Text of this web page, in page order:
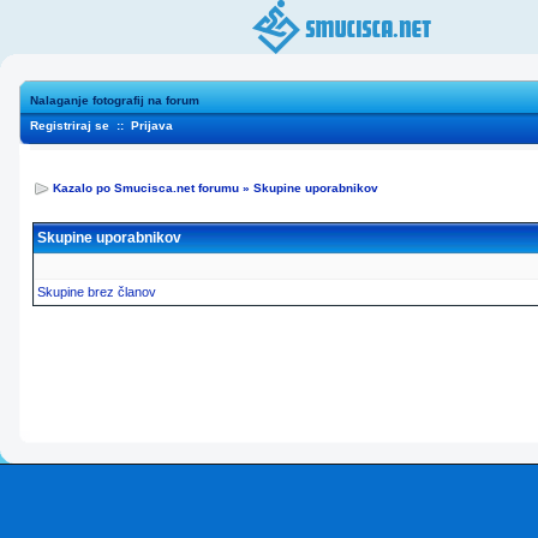
Nalaganje fotografij na forum
Registriraj se :: Prijava
Kazalo po Smucisca.net forumu » Skupine uporabnikov
Skupine uporabnikov
Skupine brez članov